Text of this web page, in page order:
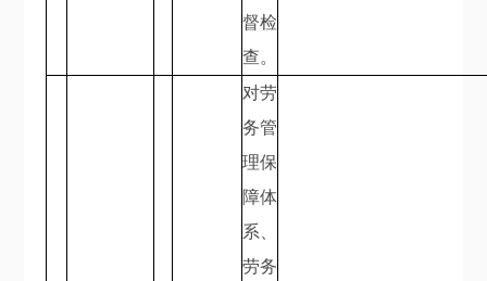
督检
查。
对劳
务管
理保
障体
系、
劳务